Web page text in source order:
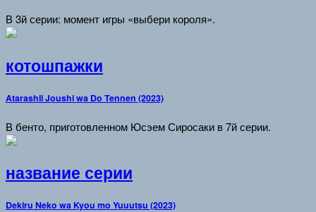
В 3й серии: момент игры «выбери короля».
котошпажки
Atarashii Joushi wa Do Tennen (2023)
В бенто, приготовленном Юсэем Сиросаки в 7й серии.
название серии
Dekiru Neko wa Kyou mo Yuuutsu (2023)